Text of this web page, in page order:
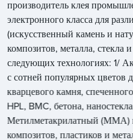
производитель клея
электронного класса для
(искусственный камень и
композитов, металла, стекла
следующих технологиях: 1/
с сотней популярных цветов
кварцевого камня,
HPL, BMC, бетона,
Метилметакрилатный (ММА)
композитов, пластиков и